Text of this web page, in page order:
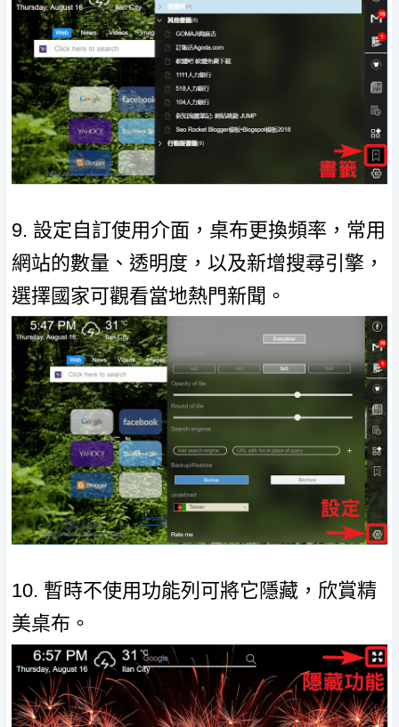
9. 設定自訂使用介面，桌布更換頻率，常用
網站的數量、透明度，以及新增搜尋引擎，
選擇國家可觀看當地熱門新聞。
10. 暫時不使用功能列可將它隱藏，欣賞精
美桌布。